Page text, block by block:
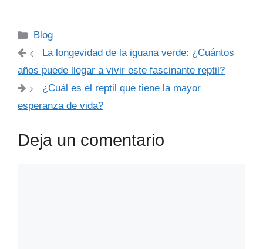
Categorías
Blog
La longevidad de la iguana verde: ¿Cuántos
años puede llegar a vivir este fascinante reptil?
¿Cuál es el reptil que tiene la mayor
esperanza de vida?
Deja un comentario